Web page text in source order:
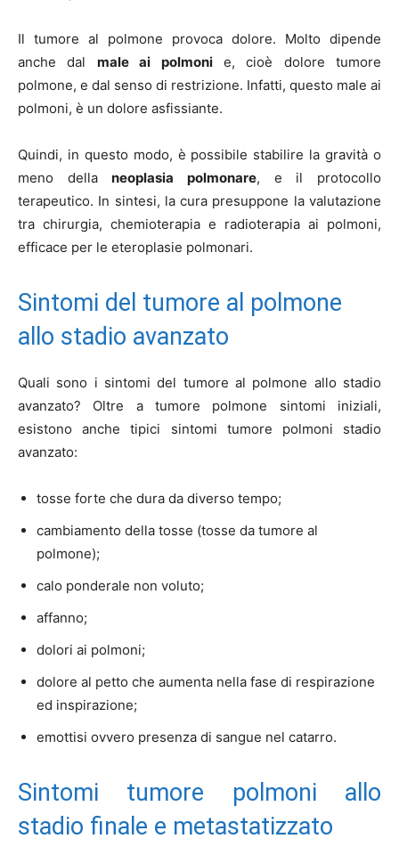
Il tumore al polmone provoca dolore. Molto dipende
anche dal male ai polmonie, cioè dolore tumore
polmone, e dal senso di restrizione. Infatti, questo male ai
polmoni, è un dolore asfissiante.
Quindi, in questo modo, è possibile stabilire la gravità o
meno dellaneoplasia polmonare, e il protocollo
terapeutico. In sintesi, la cura presuppone la valutazione
tra chirurgia, chemioterapia e radioterapia ai polmoni,
efficace per le eteroplasie polmonari.
Sintomi del tumore al polmone
allo stadio avanzato
Quali sono i sintomi del tumore al polmone allo stadio
avanzato? Oltre a tumore polmone sintomi iniziali,
esistono anche tipici sintomi tumore polmoni stadio
avanzato:
tosse forte che dura da diverso tempo;
cambiamento della tosse (tosse da tumore al
polmone);
calo ponderale non voluto;
affanno;
dolori ai polmoni;
dolore al petto che aumenta nella fase di respirazione
ed inspirazione;
emottisi ovvero presenza di sangue nel catarro.
Sintomi tumore polmoni allo
stadio finale e metastatizzato